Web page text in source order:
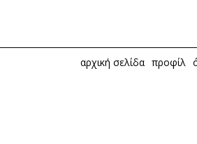
αρχική σελίδα προφίλ